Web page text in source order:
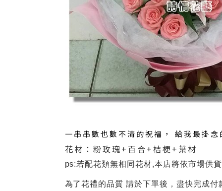
一串串數也數不清的祝福， 給我最掛念
花材：粉玫瑰+百合+桔梗+葉材
ps:若配花類無相同花材,本店將依市場供
為了花禮的品質 請於下單後，盡快完成付